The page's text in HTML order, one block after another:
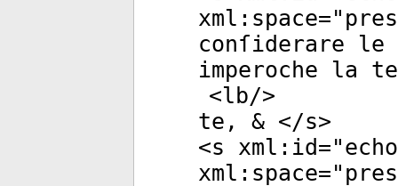
xml:space="
conſiderare
imperoche la
<lb/>
te, & </s>
<s xml:id="
xml:space="